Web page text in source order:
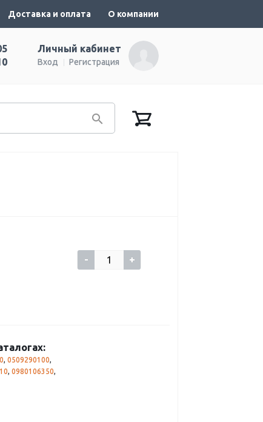
Доставка и оплата О компании
Личный кабинет
Вход Регистрация
- +
, 0509290100,
, 0980106350,